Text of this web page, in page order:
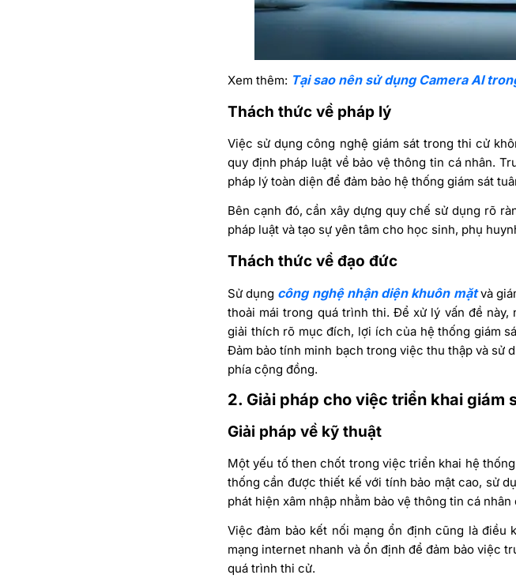
Xem thêm: Tại sao nên sử dụng Camera AI
Thách thức về pháp lý
Việc sử dụng công nghệ giám sát trong thi cử
quy định pháp luật về bảo vệ thông tin cá nhân.
pháp lý toàn diện để đảm bảo hệ thống giám sát
Bên cạnh đó, cần xây dựng quy chế sử dụng rõ
pháp luật và tạo sự yên tâm cho học sinh, phụ
Thách thức về đạo đức
Sử dụng công nghệ nhận diện khuôn mặtvà
thoải mái trong quá trình thi. Để xử lý vấn đề
giải thích rõ mục đích, lợi ích của hệ thống giám
Đảm bảo tính minh bạch trong việc thu thập và sử
phía cộng đồng.
2. Giải pháp cho việc triển khai giám
Giải pháp về kỹ thuật
Một yếu tố then chốt trong việc triển khai hệ
thống cần được thiết kế với tính bảo mật cao, sử
phát hiện xâm nhập nhằm bảo vệ thông tin cá
Việc đảm bảo kết nối mạng ổn định cũng là
mạng internet nhanh và ổn định để đảm bảo việc
quá trình thi cử.